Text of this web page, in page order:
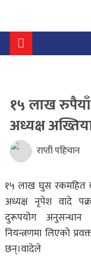
१५ लाख
अध्यक्ष
राप्ती पहिचान
१५ लाख घुस रकमहित
अध्यक्ष नृपेश वादे
दुरूपयोग अनुसन्धान
नियन्त्रणमा लिएको
छन्।वादेले